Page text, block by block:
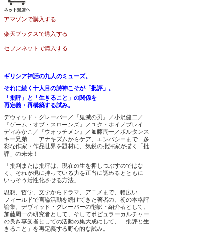
アマゾンで購入する
楽天ブックスで購入する
セブンネットで購入する
ギリシア神話の九人のミューズ。
それに続く十人目の詩神こそが「批評」。
「批評」と「生きること」の関係を
再定義・再構築する試み。
デヴィッド・グレーバー／『鬼滅の刃』／小沢健二／
『ゲーム・オブ・スローンズ』／ユク・ホイ／ブレイ
ディみかこ／『ウォッチメン』／加藤周一／ボルタンス
キー兄弟……アナキズムからケア、エンパシーまで、多
彩な作家・作品世界を題材に、気鋭の批評家が描く「批
評」の未来！
「批判または批評は、現在の生を押しつぶすのではな
く、それが現に持っている力を正当に認めるとともに
いっそう活性化させる方法」
思想、哲学、文学からドラマ、アニメまで、幅広い
フィールドで言論活動を続けてきた著者の、初の本格評
論集。デヴィッド・グレーバーの翻訳・紹介者として、
加藤周一の研究者として、そしてポピュラーカルチャー
の良き享受者としての活動の集大成にして、「批評と生
きること」を再定義する野心的な試み。